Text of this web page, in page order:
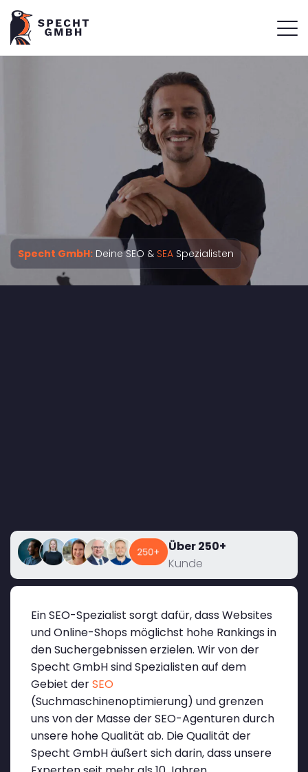
Specht GmbH: Deine SEO & SEA Spezialisten
Über 250+
Kunde
Ein SEO-Spezialist sorgt dafür, dass Websites
und Online-Shops möglichst hohe Rankings in
den Suchergebnissen erzielen. Wir von der
Specht GmbH sind Spezialisten auf dem
Gebiet derSEO
(Suchmaschinenoptimierung) und grenzen
uns von der Masse der SEO-Agenturen durch
unsere hohe Qualität ab. Die Qualität der
Specht GmbH äußert sich darin, dass unsere